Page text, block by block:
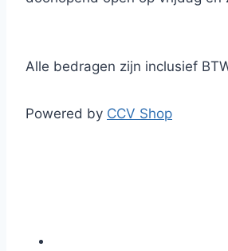
Alle bedragen zijn inclusief
Powered by CCV Shop